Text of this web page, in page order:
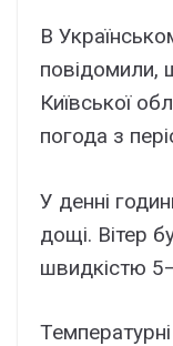
В
повідомили,
Київської
погода з
У денні
дощі. Вітер
швидкістю